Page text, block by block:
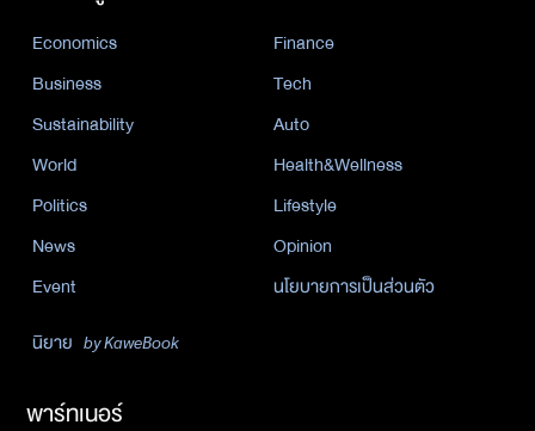
Economics
Finance
Business
Tech
Sustainability
Auto
World
Health&Wellness
Politics
Lifestyle
News
Opinion
Event
นโยบายการเป็นส่วนตัว
นิยาย by KaweBook
พาร์ทเนอร์